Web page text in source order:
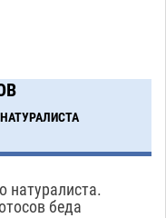
смену по
натуралиста.
беда